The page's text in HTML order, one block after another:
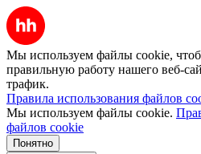
Мы используем файлы cookie,
правильную работу нашего веб-
трафик.
Правила использования файлов
Мы используем файлы cookie.
файлов cookie
Понятно